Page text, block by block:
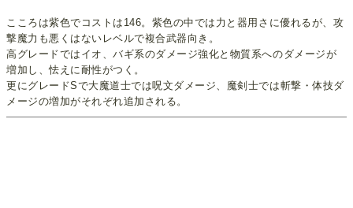
こころは紫色でコストは146。紫色の中では力と器用さに優れるが、攻
撃魔力も悪くはないレベルで複合武器向き。
高グレードではイオ、バギ系のダメージ強化と物質系へのダメージが
増加し、怯えに耐性がつく。
更にグレードSで大魔道士では呪文ダメージ、魔剣士では斬撃・体技ダ
メージの増加がそれぞれ追加される。